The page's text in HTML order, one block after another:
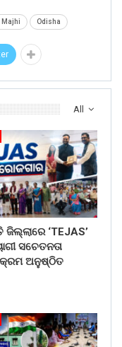
Majhi Odisha
All
‘TEJAS’
ସଚେତନତା
ଅନୁଷ୍ଠିତ